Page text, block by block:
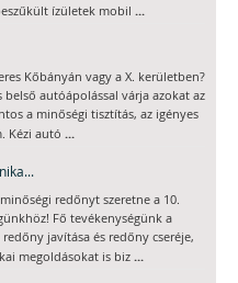
ízületek mobil ...
Kőbányán vagy a X. kerületben?
autóápolással várja azokat az
a minőségi tisztítás, az igényes
Kézi autó ...
redőnyt szeretne a 10.
Fő tevékenységünk a
javítása és redőny cseréje,
megoldásokat is biz ...